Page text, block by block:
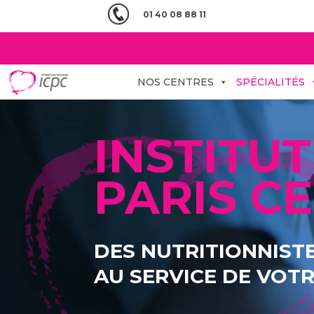
01 40 08 88 11
NOS CENTRES SPÉCIALITÉS
PARIS
DES
AU SERVICE DE